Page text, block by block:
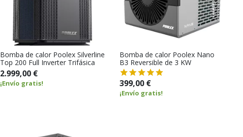
Bomba de calor Poolex Silverline
Top 200 Full Inverter Trifásica
2.999,00 €
¡Envío gratis!
Bomba de calor Poolex Nano
B3 Reversible de 3 KW
399,00 €
¡Envío gratis!